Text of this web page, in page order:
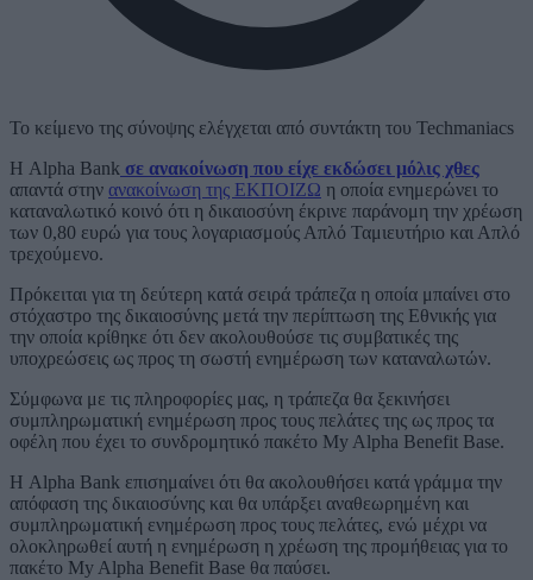
Το κείμενο της σύνοψης ελέγχεται από συντάκτη του Techmaniacs
Η Alpha Bank σε ανακοίνωση που είχε εκδώσει μόλις χθες
απαντά στην ανακοίνωση της ΕΚΠΟΙΖΩ η οποία ενημερώνει το
καταναλωτικό κοινό ότι η δικαιοσύνη έκρινε παράνομη την χρέωση
των 0,80 ευρώ για τους λογαριασμούς Απλό Ταμιευτήριο και Απλό
τρεχούμενο.
Πρόκειται για τη δεύτερη κατά σειρά τράπεζα η οποία μπαίνει στο
στόχαστρο της δικαιοσύνης μετά την περίπτωση της Εθνικής για
την οποία κρίθηκε ότι δεν ακολουθούσε τις συμβατικές της
υποχρεώσεις ως προς τη σωστή ενημέρωση των καταναλωτών.
Σύμφωνα με τις πληροφορίες μας, η τράπεζα θα ξεκινήσει
συμπληρωματική ενημέρωση προς τους πελάτες της ως προς τα
οφέλη που έχει το συνδρομητικό πακέτο My Alpha Benefit Base.
Η Alpha Bank επισημαίνει ότι θα ακολουθήσει κατά γράμμα την
απόφαση της δικαιοσύνης και θα υπάρξει αναθεωρημένη και
συμπληρωματική ενημέρωση προς τους πελάτες, ενώ μέχρι να
ολοκληρωθεί αυτή η ενημέρωση η χρέωση της προμήθειας για το
πακέτο My Alpha Benefit Base θα παύσει.